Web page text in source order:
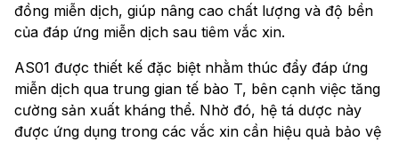
đồng miễn dịch, giúp nâng cao chất lượng và độ bền
của đáp ứng miễn dịch sau tiêm vắc xin.
AS01 được thiết kế đặc biệt nhằm thúc đẩy đáp ứng
miễn dịch qua trung gian tế bào T, bên cạnh việc tăng
cường sản xuất kháng thể. Nhờ đó, hệ tá dược này
được ứng dụng trong các vắc xin cần hiệu quả bảo vệ